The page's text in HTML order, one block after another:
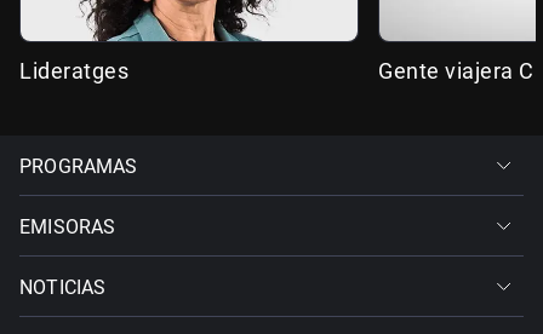
Lideratges Gente viajera
PROGRAMAS
EMISORAS
NOTICIAS